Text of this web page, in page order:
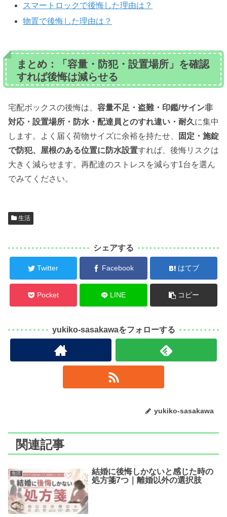
スマートロックで後悔した理由は？
物置で後悔した理由は？
まとめ：「容量・防犯・設置場所」を確認
すれば後悔は減らせる
宅配ボックスの後悔は、 容量不足・盗難・印鑑/サイン非
対応・設置場所・防水・配達員とのすれ違い・耐久に集中
します。よく届く荷物サイズに余裕を持たせ、
固定・施錠
で防犯、屋根のある位置に防水設置すれば、後悔リスクは
大きく減らせます。再配達のストレスを減らす1台を選ん
でみてください。
生活
シェアする
Twitter Facebook はてブ
Pocket LINE コピー
yukiko-sasakawaをフォローする
yukiko-sasakawa
関連記事
生活
結婚に後悔しかないと感じた時の
処方箋7つ｜離婚以外の選択肢